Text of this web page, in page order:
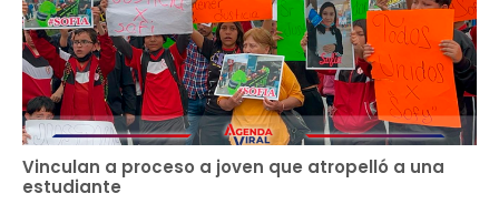
Vinculan a proceso a joven que atropelló a una
estudiante